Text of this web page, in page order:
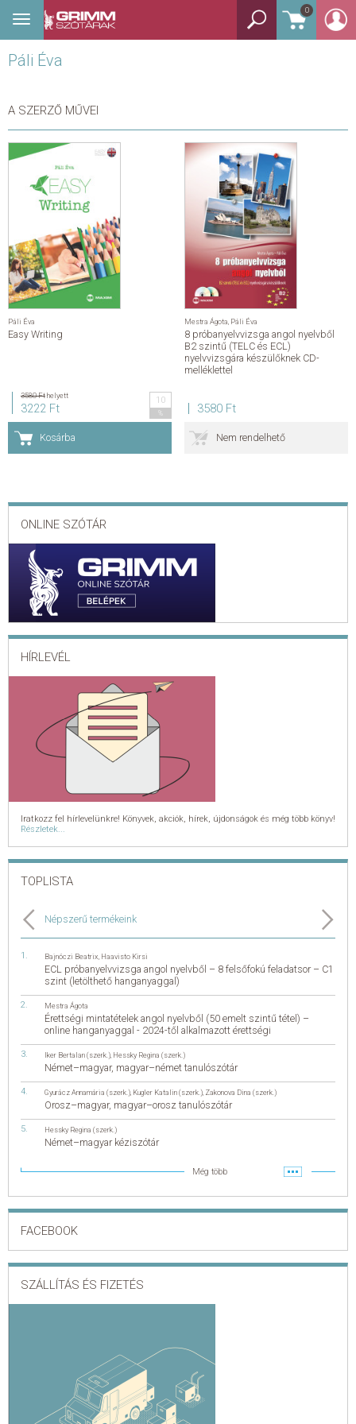
0
Toggle
navigation
Páli Éva
A SZERZŐ MŰVEI
Páli Éva
Easy Writing
3580 Fthelyett
3222 Ft
10
Kosárba
Mestra Ágota Páli Éva
8 próbanyelvvizsga angol nyelvből
B2 szintű (TELC és ECL)
nyelvvizsgára készülőknek CD-
melléklettel
3580 Ft
Nem rendelhető
ONLINE SZÓTÁR
HÍRLEVÉL
Iratkozz fel hírlevelünkre! Könyvek, akciók, hírek, újdonságok és még több könyv!
Részletek...
TOPLISTA
Népszerű termékeink
Bajnóczi Beatrix Haavisto Kirsi
ECL próbanyelvvizsga angol nyelvből – 8 felsőfokú feladatsor – C1
szint (letölthető hanganyaggal)
Mestra Ágota
Érettségi mintatételek angol nyelvből (50 emelt szintű tétel) –
online hanganyaggal - 2024-től alkalmazott érettségi
Iker Bertalan (szerk.) Hessky Regina (szerk.)
Német–magyar, magyar–német tanulószótár
Gyurácz Annamária (szerk.) Kugler Katalin (szerk.) Zakonova Dina (szerk.)
Orosz–magyar, magyar–orosz tanulószótár
Hessky Regina (szerk.)
Német–magyar kéziszótár
Még több
FACEBOOK
SZÁLLÍTÁS ÉS FIZETÉS
BEJELENTKEZÉS
TANULÓSZÓTÁR
KÉPES SZÓTÁR
KÉZISZÓTÁR
NYELVKÖNYV
SEGÍTHETEK?
HÍREK
ADATKEZELÉSI ÉS ADATVÉDELMI SZABÁLYZAT
GYAKRAN ISMÉTELT KÉRDÉSEK